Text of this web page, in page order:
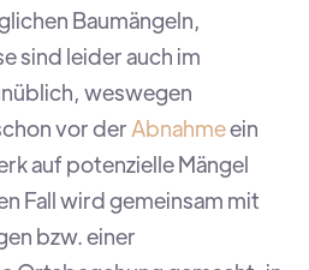
Baumängeln,
sind leider auch im
weswegen
vor der Abnahmeein
auf potenzielle Mängel
Fall wird gemeinsam mit
bzw. einer